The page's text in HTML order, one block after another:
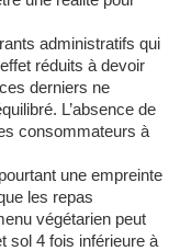
administratifs qui
réduits à devoir
derniers ne
L’absence de
consommateurs à
une empreinte
les repas
végétarien peut
sol 4 fois inférieure à